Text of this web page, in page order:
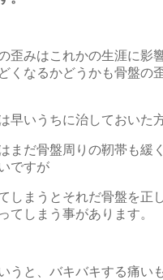
歪みはこれかの生涯に影
くなるかどうかも骨盤の
早いうちに治しておいた
まだ骨盤周りの靭帯も緩
ですが
しまうとそれだ骨盤を正
てしまう事があります。
うと、バキバキする痛い